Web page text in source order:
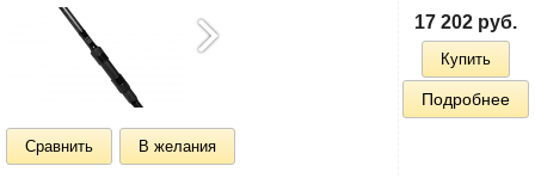
Сравнить В желания
17 202 руб.
Купить
Подробнее